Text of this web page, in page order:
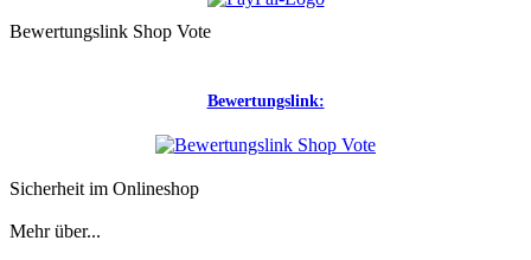
Bewertungslink Shop Vote
Bewertungslink:
Sicherheit im Onlineshop
Mehr über...